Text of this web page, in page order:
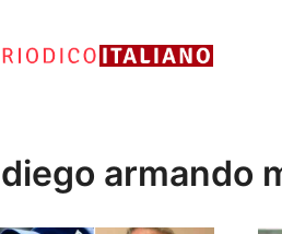
diego armando